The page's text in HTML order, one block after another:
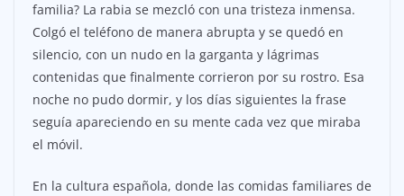
familia? La rabia se mezcló con una tristeza inmensa.
Colgó el teléfono de manera abrupta y se quedó en
silencio, con un nudo en la garganta y lágrimas
contenidas que finalmente corrieron por su rostro. Esa
noche no pudo dormir, y los días siguientes la frase
seguía apareciendo en su mente cada vez que miraba
el móvil.
En la cultura española, donde las comidas familiares de